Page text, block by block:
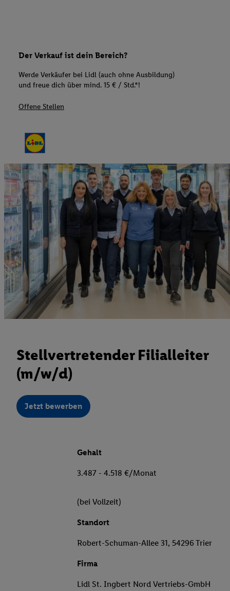
Der Verkauf ist dein Bereich?
Werde Verkäufer bei Lidl (auch ohne Ausbildung)
und freue dich über mind. 15 € / Std.*!
Offene Stellen
Stellvertretender Filialleiter
(m/w/d)
Jetzt bewerben
Gehalt
3.487 - 4.518 €/Monat
(bei Vollzeit)
Standort
Robert-Schuman-Allee 31, 54296 Trier
Firma
Lidl St. Ingbert Nord Vertriebs-GmbH